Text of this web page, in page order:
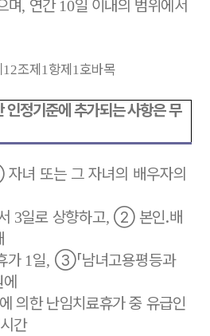
며, 연간 10일 이내의 범위에서
12조제 1항제 1호바목
인정기준에 추가되는 사항은 무
자녀 또는 그 자녀의 배우자의
3일로 상향하고, ② 본인․배
가 1 일, ③「남녀고용평등과
에 의한 난임치료휴가 중 유급인
간